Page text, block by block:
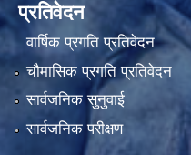
प्रतिवेदन
वार्षिक प्रगति प्रतिवेदन
चौमासिक प्रगति प्रतिवेदन
सार्वजनिक सुनुवाई
सार्वजनिक परीक्षण